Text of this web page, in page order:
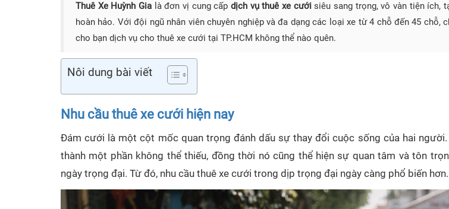
Thuê Xe Huỳnh Gia là đơn vị cung cấpdịch vụ thuê xe cướisiêu sang trọng, vô vàn tiện ích,
hoàn hảo. Với đội ngũ nhân viên chuyên nghiệp và đa dạng các loại xe từ 4 chỗ đến 45 chỗ,
cho bạn dịch vụ cho thuê xe cưới tại TP.HCM không thể nào quên.
Nôi dung bài viết
Nhu cầu thuê xe cưới hiện nay
Đám cưới là một cột mốc quan trọng đánh dấu sự thay đổi cuộc sống của hai
thành một phần không thể thiếu, đồng thời nó cũng thể hiện sự quan tâm và tôn
ngày trọng đại. Từ đó, nhu cầu thuê xe cưới trong dịp trọng đại ngày càng phổ biến hơn.